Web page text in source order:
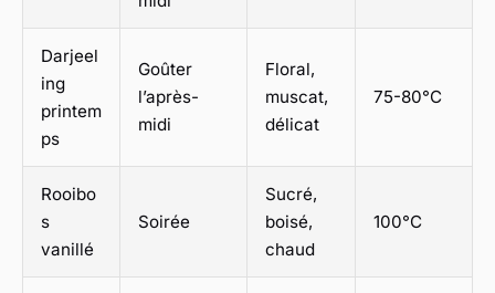
Darjeel
ing
printem
ps
Goûter
l’après-
midi
Floral,
muscat,
délicat
75-80°C
Rooibo
s
vanillé
Soirée
Sucré,
boisé,
chaud
100°C